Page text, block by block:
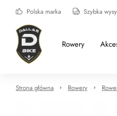
Polska marka Szybka
Rowery
Strona główna Rowery